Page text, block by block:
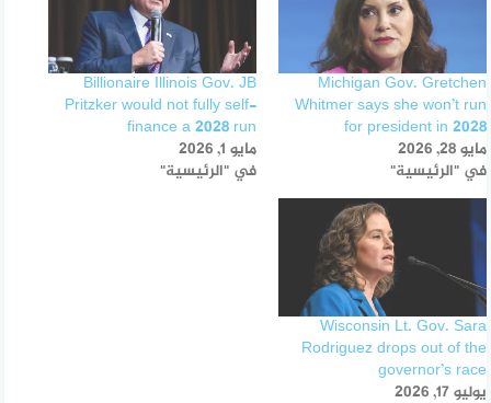
Michigan Gov. Gretchen
Whitmer says she won’t run
for president in 2028
مايو 28, 2026
في "الرئيسية"
Billionaire Illinois Gov. JB
Pritzker would not fully self-
finance a 2028 run
مايو 1, 2026
في "الرئيسية"
Wisconsin Lt. Gov. Sara
Rodriguez drops out of the
governor’s race
يوليو 17, 2026